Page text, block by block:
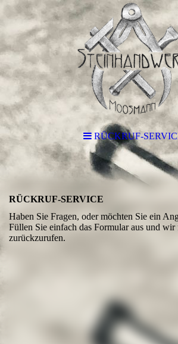
RÜCKRUF-
RÜCKRUF-SERVICE
Haben Sie Fragen, oder möchten Sie ein
Füllen Sie einfach das Formular aus und wir
zurückzurufen.